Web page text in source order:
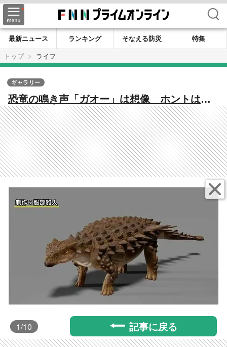
検索
最新ニュース ランキング そなえる防災
特集
トップ
ライフ
恐竜の鳴き声「ガオー」は想像 ホントはど
んな鳴き声？ 世界初！喉の化石発見で長年
のナゾ解明へ【福島発】
ギャラリー
1/10 記事に戻る